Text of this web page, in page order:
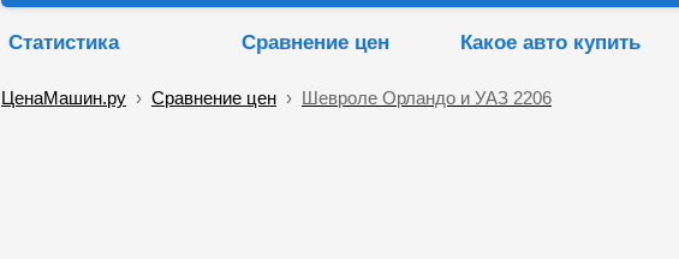
Статистика Сравнение цен Какое авто купить
ЦенаМашин.ру › Сравнение цен › Шевроле Орландо и УАЗ 2206